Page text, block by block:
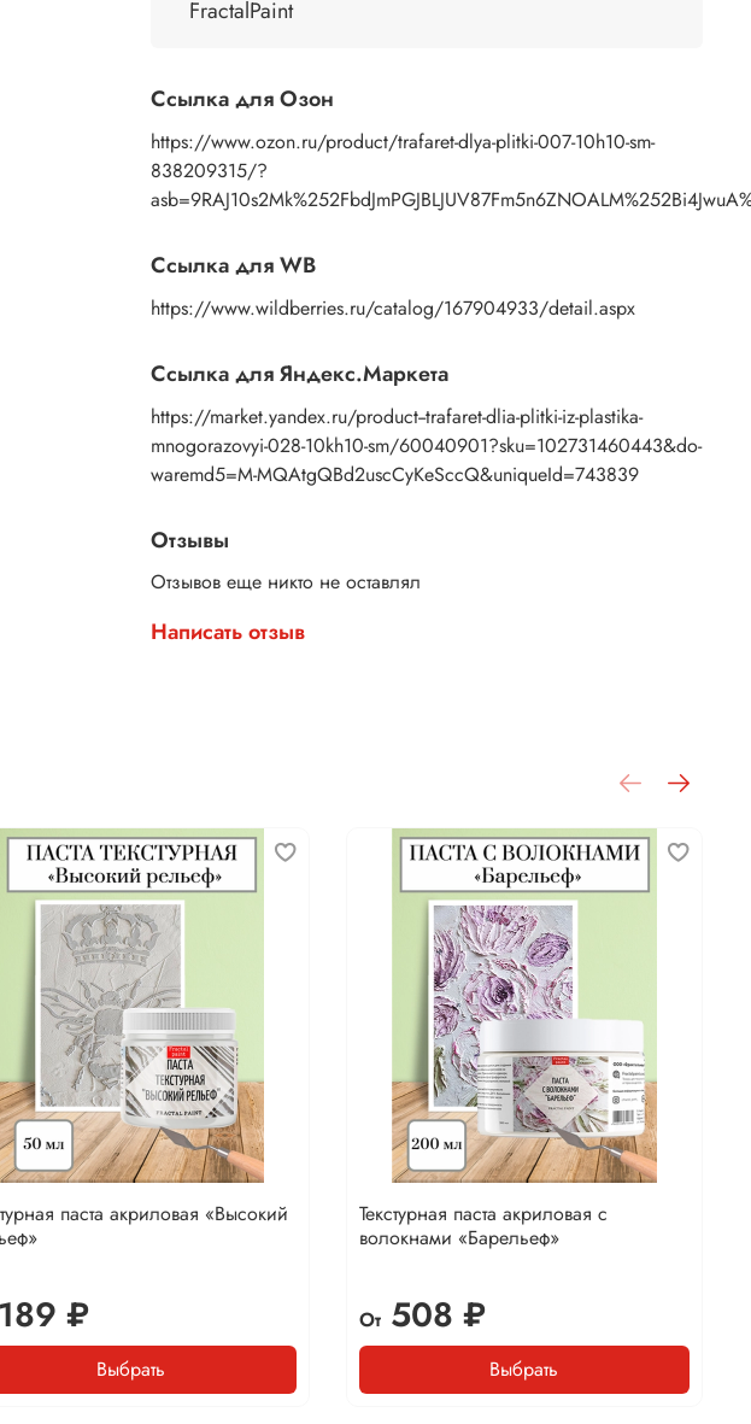
Применение:
промыть трафарет под теплой водой с моющим
средством, затем просушить бумажным полотенцем.
FractalPaint
Ссылка для Озон
https://www.ozon.ru/product/trafaret-dlya-plitki-007-10h10-sm-
838209315/?
Ссылка для WB
https://www.wildberries.ru/catalog/167904933/detail.aspx
Ссылка для Яндекс.Маркета
https://market.yandex.ru/product--trafaret-dlia-plitki-iz-plastika-
mnogorazovyi-028-10kh10-sm/60040901?sku=102731460443&do-
waremd5=M-MQAtgQBd2uscCyKeSccQ&uniqueId=743839
Отзывы
Отзывов еще никто не оставлял
Написать отзыв
паста акриловая «Высокий
₽
Выбрать
Текстурная паста акриловая с
волокнами «Барельеф»
От508 ₽
Выбрать